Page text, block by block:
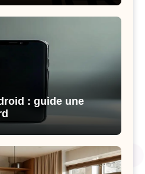
: guide une